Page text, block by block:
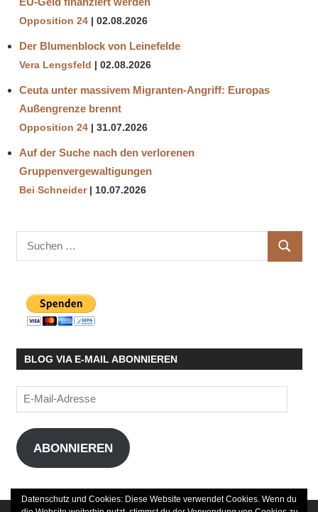
Opposition 24 02.08.2026
Der Blumenblock von Leinefelde
Vera Lengsfeld 02.08.2026
Ceuta unter massivem Migranten-Angriff: Europas
Außengrenze brennt
Opposition 24 31.07.2026
Auf der Suche nach den verlorenen
Gruppenvergewaltigungen
Bei Schneider 10.07.2026
Suchen
nach:
SUCHEN
BLOG VIA E-MAIL ABONNIEREN
E-
Mail-
Adresse
ABONNIEREN
Datenschutz und Cookies: Diese Website verwendet Cookies. Wenn du